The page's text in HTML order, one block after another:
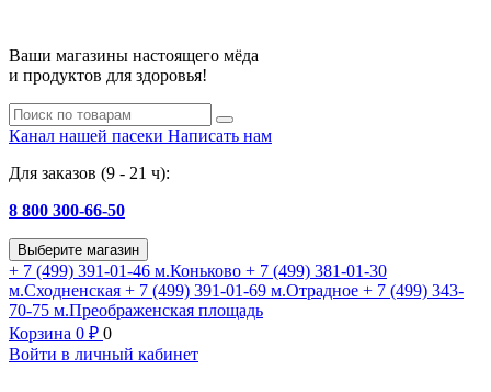
Ваши магазины настоящего мёда
и продуктов для здоровья!
Канал нашей пасеки Написать нам
Для заказов (9 - 21 ч):
8 800 300-66-50
Выберите магазин
+ 7 (499) 391-01-46 м.Коньково + 7 (499) 381-01-30
м.Сходненская + 7 (499) 391-01-69 м.Отрадное + 7 (499) 343-
70-75 м.Преображенская площадь
Корзина 0 ₽ 0
Войти в личный кабинет